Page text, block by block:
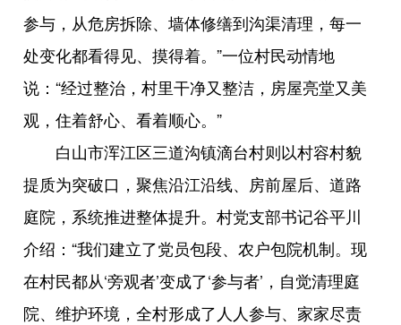
参与，从危房拆除、墙体修缮到沟渠清理，每一
处变化都看得见、摸得着。”一位村民动情地
说：“经过整治，村里干净又整洁，房屋亮堂又美
观，住着舒心、看着顺心。”
白山市浑江区三道沟镇滴台村则以村容村貌
提质为突破口，聚焦沿江沿线、房前屋后、道路
庭院，系统推进整体提升。村党支部书记谷平川
介绍：“我们建立了党员包段、农户包院机制。现
在村民都从‘旁观者’变成了‘参与者’，自觉清理庭
院、维护环境，全村形成了人人参与、家家尽责